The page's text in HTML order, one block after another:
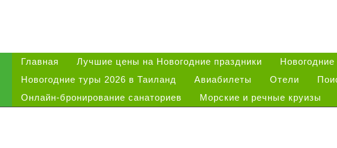
Главная Лучшие цены на Новогодние праздники
Новогодние туры 2026 в Таиланд
Авиабилеты Отели
Онлайн-бронирование санаториев
Морские и речные круизы